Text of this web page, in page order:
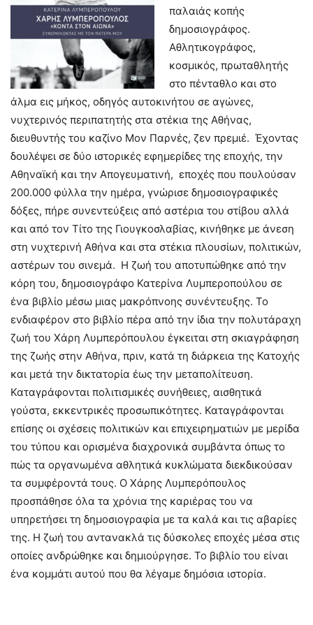
παλαιάς κοπής
δημοσιογράφος.
Αθλητικογράφος,
κοσμικός, πρωταθλητής
στο πένταθλο και στο
άλμα εις μήκος, οδηγός αυτοκινήτου σε αγώνες,
νυχτερινός περιπατητής στα στέκια της Αθήνας,
διευθυντής του καζίνο Μον Παρνές, ζεν πρεμιέ. Έχοντας
δουλέψει σε δύο ιστορικές εφημερίδες της εποχής, την
Αθηναϊκή και την Απογευματινή, εποχές που πουλούσαν
200.000 φύλλα την ημέρα, γνώρισε δημοσιογραφικές
δόξες, πήρε συνεντεύξεις από αστέρια του στίβου αλλά
και από τον Τίτο της Γιουγκοσλαβίας, κινήθηκε με άνεση
στη νυχτερινή Αθήνα και στα στέκια πλουσίων, πολιτικών,
αστέρων του σινεμά. Η ζωή του αποτυπώθηκε από την
κόρη του, δημοσιογράφο Κατερίνα Λυμπεροπούλου σε
ένα βιβλίο μέσω μιας μακρόπνοης συνέντευξης. Το
ενδιαφέρον στο βιβλίο πέρα από την ίδια την πολυτάραχη
ζωή του Χάρη Λυμπερόπουλου έγκειται στη σκιαγράφηση
της ζωής στην Αθήνα, πριν, κατά τη διάρκεια της Κατοχής
και μετά την δικτατορία έως την μεταπολίτευση.
Καταγράφονται πολιτισμικές συνήθειες, αισθητικά
γούστα, εκκεντρικές προσωπικότητες. Καταγράφονται
επίσης οι σχέσεις πολιτικών και επιχειρηματιών με μερίδα
του τύπου και ορισμένα διαχρονικά συμβάντα όπως το
πώς τα οργανωμένα αθλητικά κυκλώματα διεκδικούσαν
τα συμφέροντά τους. Ο Χάρης Λυμπερόπουλος
προσπάθησε όλα τα χρόνια της καριέρας του να
υπηρετήσει τη δημοσιογραφία με τα καλά και τις αβαρίες
της. Η ζωή του αντανακλά τις δύσκολες εποχές μέσα στις
οποίες ανδρώθηκε και δημιούργησε. Το βιβλίο του είναι
ένα κομμάτι αυτού που θα λέγαμε δημόσια ιστορία.